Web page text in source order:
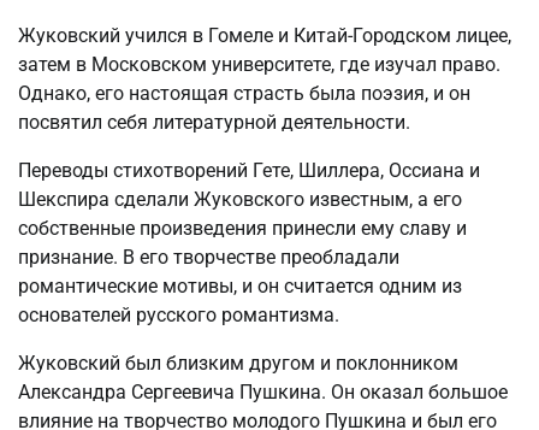
Жуковский учился в Гомеле и Китай-Городском лицее,
затем в Московском университете, где изучал право.
Однако, его настоящая страсть была поэзия, и он
посвятил себя литературной деятельности.
Переводы стихотворений Гете, Шиллера, Оссиана и
Шекспира сделали Жуковского известным, а его
собственные произведения принесли ему славу и
признание. В его творчестве преобладали
романтические мотивы, и он считается одним из
основателей русского романтизма.
Жуковский был близким другом и поклонником
Александра Сергеевича Пушкина. Он оказал большое
влияние на творчество молодого Пушкина и был его